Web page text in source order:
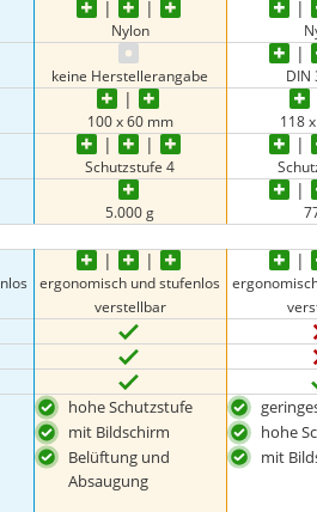
Nylon
keine Herstellerangabe DIN
100 x 60 mm 118
Schutzstufe 4
5.000 g
ergonomisch und stufenlos
verstellbar
hohe Schutzstufe
mit Bildschirm
Belüftung und
Absaugung
hohe
mit